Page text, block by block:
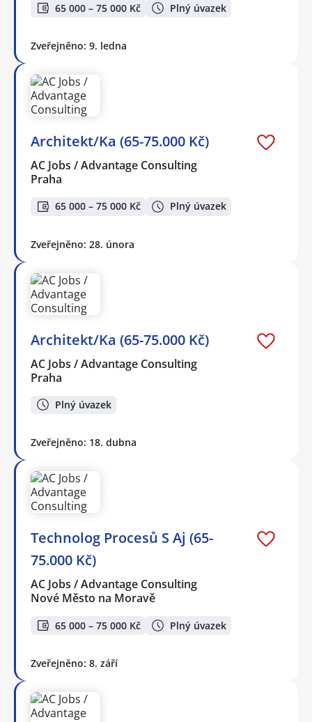
65 000 – 75 000 Kč Plný úvazek
Zveřejněno: 9. ledna
Architekt/Ka (65-75.000 Kč)
AC Jobs / Advantage Consulting
Praha
65 000 – 75 000 Kč Plný úvazek
Zveřejněno: 28. února
Architekt/Ka (65-75.000 Kč)
AC Jobs / Advantage Consulting
Praha
Plný úvazek
Zveřejněno: 18. dubna
Technolog Procesů S Aj (65-
75.000 Kč)
AC Jobs / Advantage Consulting
Nové Město na Moravě
65 000 – 75 000 Kč Plný úvazek
Zveřejněno: 8. září